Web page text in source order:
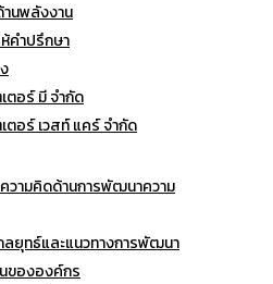
านพลังงาน
คำปรึกษา
ตอร์ มี จำกัด
ตอร์ เวสท์ แคร์ จำกัด
วามคิดด้านการพัฒนาความ
ลยุทธ์และแนวทางการพัฒนา
ขององค์กร